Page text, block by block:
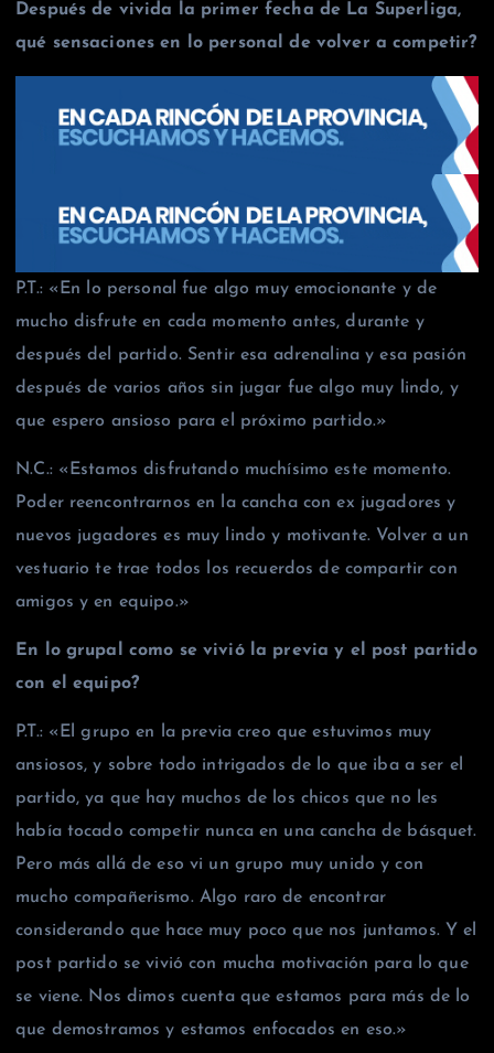
Después de vivida la primer fecha de La Superliga,
qué sensaciones en lo personal de volver a competir?
P.T.: «En lo personal fue algo muy emocionante y de
mucho disfrute en cada momento antes, durante y
después del partido. Sentir esa adrenalina y esa pasión
después de varios años sin jugar fue algo muy lindo, y
que espero ansioso para el próximo partido.»
N.C.: «Estamos disfrutando muchísimo este momento.
Poder reencontrarnos en la cancha con ex jugadores y
nuevos jugadores es muy lindo y motivante. Volver a un
vestuario te trae todos los recuerdos de compartir con
amigos y en equipo.»
En lo grupal como se vivió la previa y el post partido
con el equipo?
P.T.: «El grupo en la previa creo que estuvimos muy
ansiosos, y sobre todo intrigados de lo que iba a ser el
partido, ya que hay muchos de los chicos que no les
había tocado competir nunca en una cancha de básquet.
Pero más allá de eso vi un grupo muy unido y con
mucho compañerismo. Algo raro de encontrar
considerando que hace muy poco que nos juntamos. Y el
post partido se vivió con mucha motivación para lo que
se viene. Nos dimos cuenta que estamos para más de lo
que demostramos y estamos enfocados en eso.»